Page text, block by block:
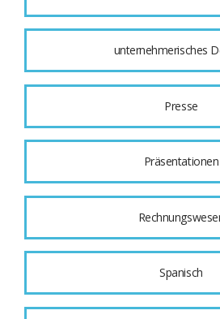
unternehmerisches
Presse
Präsentationen
Spanisch